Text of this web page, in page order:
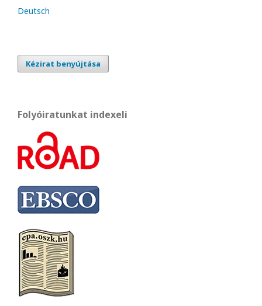
Deutsch
Kézirat benyújtása
Folyóiratunkat indexeli